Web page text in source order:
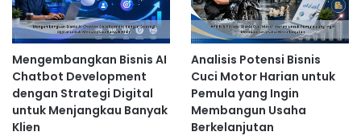
Mengembangkan Bisnis AI
Chatbot Development
dengan Strategi Digital
untuk Menjangkau Banyak
Klien
Analisis Potensi Bisnis
Cuci Motor Harian untuk
Pemula yang Ingin
Membangun Usaha
Berkelanjutan